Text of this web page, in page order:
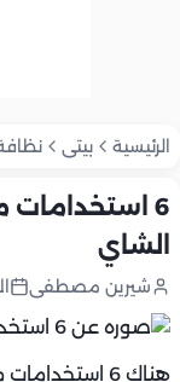
الرئيسية بيتى
6
الشاي
شيرين مصطفى
هناك 6 استخدامات منزلية مدهشة لزيت شجرة الشاي، و